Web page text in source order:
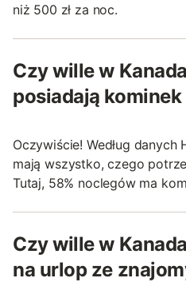
niż 500 zł za noc.
Czy wille w
posiadają
Oczywiście! Według danych
mają wszystko, czego
Tutaj, 58% noclegów ma
Czy wille w
na urlop ze